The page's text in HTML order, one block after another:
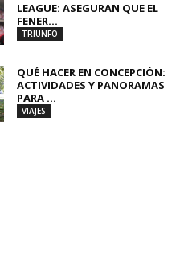
LEAGUE: ASEGURAN QUE EL
FENER...
TRIUNFO
QUÉ HACER EN CONCEPCIÓN:
ACTIVIDADES Y PANORAMAS
PARA ...
VIAJES